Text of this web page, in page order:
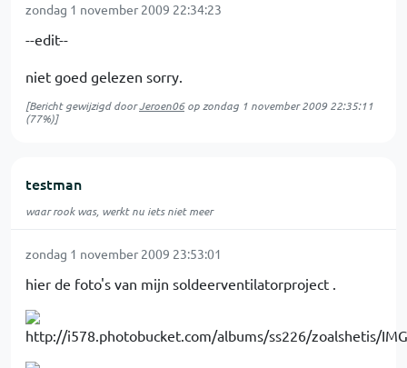
zondag 1 november 2009 22:34:23
--edit--
niet goed gelezen sorry.
[Bericht gewijzigd doorJeroen06op zondag 1 november 2009 22:35:11
(77%)]
testman
waar rook was, werkt nu iets niet meer
zondag 1 november 2009 23:53:01
hier de foto's van mijn soldeerventilatorproject .